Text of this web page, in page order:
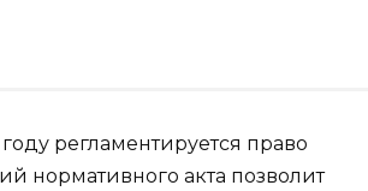
регламентируется право
нормативного акта позволит